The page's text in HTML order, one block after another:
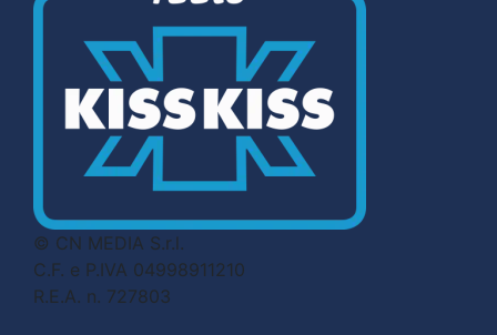
© CN MEDIA S.r.l.
C.F. e P.IVA 04998911210
R.E.A. n. 727803